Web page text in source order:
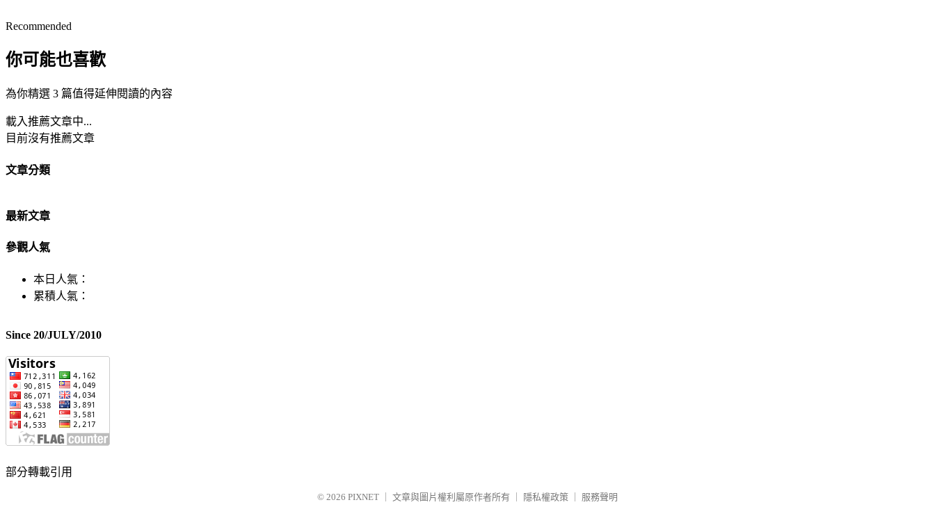
Recommended
你可能也喜歡
為你精選 3 篇值得延伸閱讀的內容
載入推薦文章中...
目前沒有推薦文章
文章分類
最新文章
參觀人氣
本日人氣：
累積人氣：
Since 20/JULY/2010
部分轉載引用
© 2026 PIXNET 文章與圖片權利屬原作者所有 隱私權政策 服務聲明